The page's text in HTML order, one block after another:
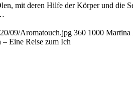
mit deren Hilfe der Körper und die
09/Aromatouch.jpg 360 1000 Martina
– Eine Reise zum Ich